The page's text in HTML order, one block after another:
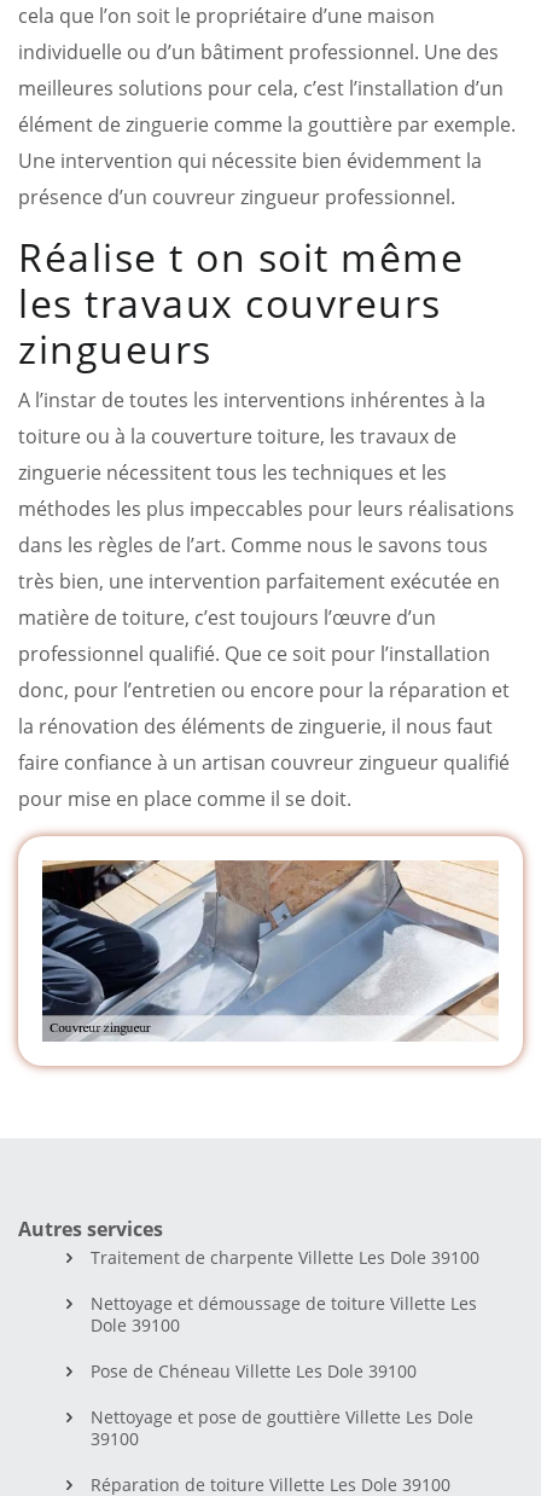
cela que l’on soit le propriétaire d’une maison
individuelle ou d’un bâtiment professionnel. Une des
meilleures solutions pour cela, c’est l’installation d’un
élément de zinguerie comme la gouttière par exemple.
Une intervention qui nécessite bien évidemment la
présence d’un couvreur zingueur professionnel.
Réalise t on soit même
les travaux couvreurs
zingueurs
A l’instar de toutes les interventions inhérentes à la
toiture ou à la couverture toiture, les travaux de
zinguerie nécessitent tous les techniques et les
méthodes les plus impeccables pour leurs réalisations
dans les règles de l’art. Comme nous le savons tous
très bien, une intervention parfaitement exécutée en
matière de toiture, c’est toujours l’œuvre d’un
professionnel qualifié. Que ce soit pour l’installation
donc, pour l’entretien ou encore pour la réparation et
la rénovation des éléments de zinguerie, il nous faut
faire confiance à un artisan couvreur zingueur qualifié
pour mise en place comme il se doit.
Autres services
Traitement de charpente Villette Les Dole 39100
Nettoyage et démoussage de toiture Villette Les
Dole 39100
Pose de Chéneau Villette Les Dole 39100
Nettoyage et pose de gouttière Villette Les Dole
39100
Réparation de toiture Villette Les Dole 39100